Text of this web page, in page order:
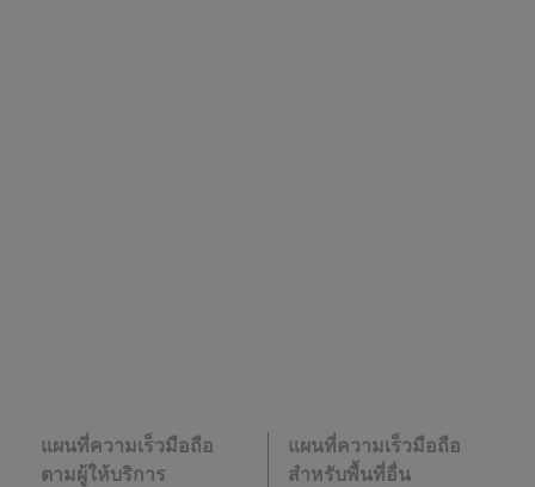
แผนที่ความเร็วมือถือ
ตามผู้ให้บริการ
แผนที่ความเร็วมือถือ
สำหรับพื้นที่อื่น